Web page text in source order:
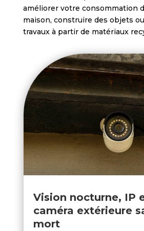
améliorer votre consommation
maison, construire des objets
travaux à partir de matériaux
Vision nocturne, IP
caméra extérieure
mort